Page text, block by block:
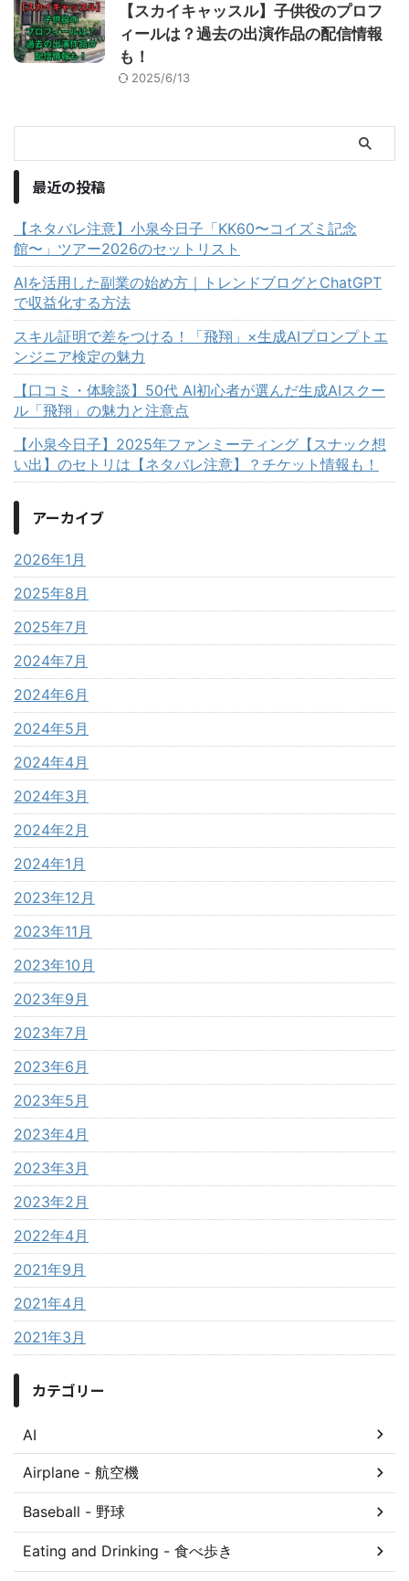
【スカイキャッスル】子供役のプロフ
ィールは？過去の出演作品の配信情報
も！
2025/6/13
最近の投稿
【ネタバレ注意】小泉今日子「KK60〜コイズミ記念
館〜」ツアー2026のセットリスト
AIを活用した副業の始め方｜トレンドブログとChatGPT
で収益化する方法
スキル証明で差をつける！「飛翔」×生成AIプロンプトエ
ンジニア検定の魅力
【口コミ・体験談】50代 AI初心者が選んだ生成AIスクー
ル「飛翔」の魅力と注意点
【小泉今日子】2025年ファンミーティング【スナック想
い出】のセトリは【ネタバレ注意】？チケット情報も！
アーカイブ
2026年1月
2025年8月
2025年7月
2024年7月
2024年6月
2024年5月
2024年4月
2024年3月
2024年2月
2024年1月
2023年12月
2023年11月
2023年10月
2023年9月
2023年7月
2023年6月
2023年5月
2023年4月
2023年3月
2023年2月
2022年4月
2021年9月
2021年4月
2021年3月
カテゴリー
AI
Airplane - 航空機
Baseball - 野球
Eating and Drinking - 食べ歩き